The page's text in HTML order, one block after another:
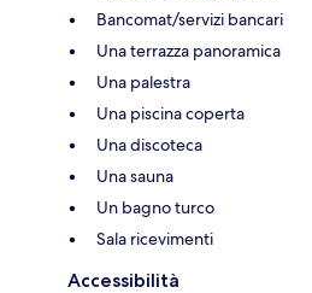
Bancomat/servizi bancari
Una terrazza panoramica
Una palestra
Una piscina coperta
Una discoteca
Una sauna
Un bagno turco
Sala ricevimenti
Accessibilità